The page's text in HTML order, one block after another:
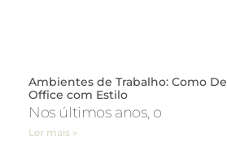
Ambientes de Trabalho: Como
Office com Estilo
Nos últimos anos, o
Ler mais »